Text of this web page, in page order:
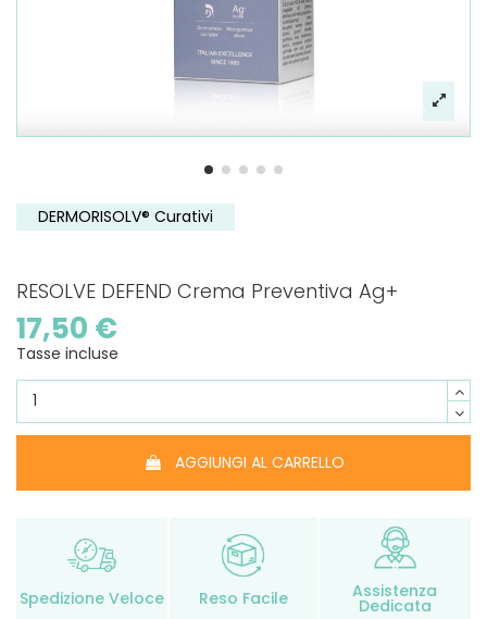
DERMORISOLV® Curativi
RESOLVE DEFEND Crema Preventiva Ag+
17,50 €
Tasse incluse
AGGIUNGI AL CARRELLO
Spedizione Veloce Reso Facile Assistenza
Dedicata